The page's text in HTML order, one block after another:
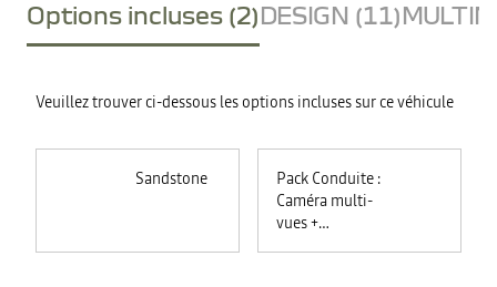
Options incluses (2)DESIGN (11)
Veuillez trouver ci-dessous les options incluses sur ce véhicule
Sandstone
Pack Conduite :
Caméra multi-
vues +